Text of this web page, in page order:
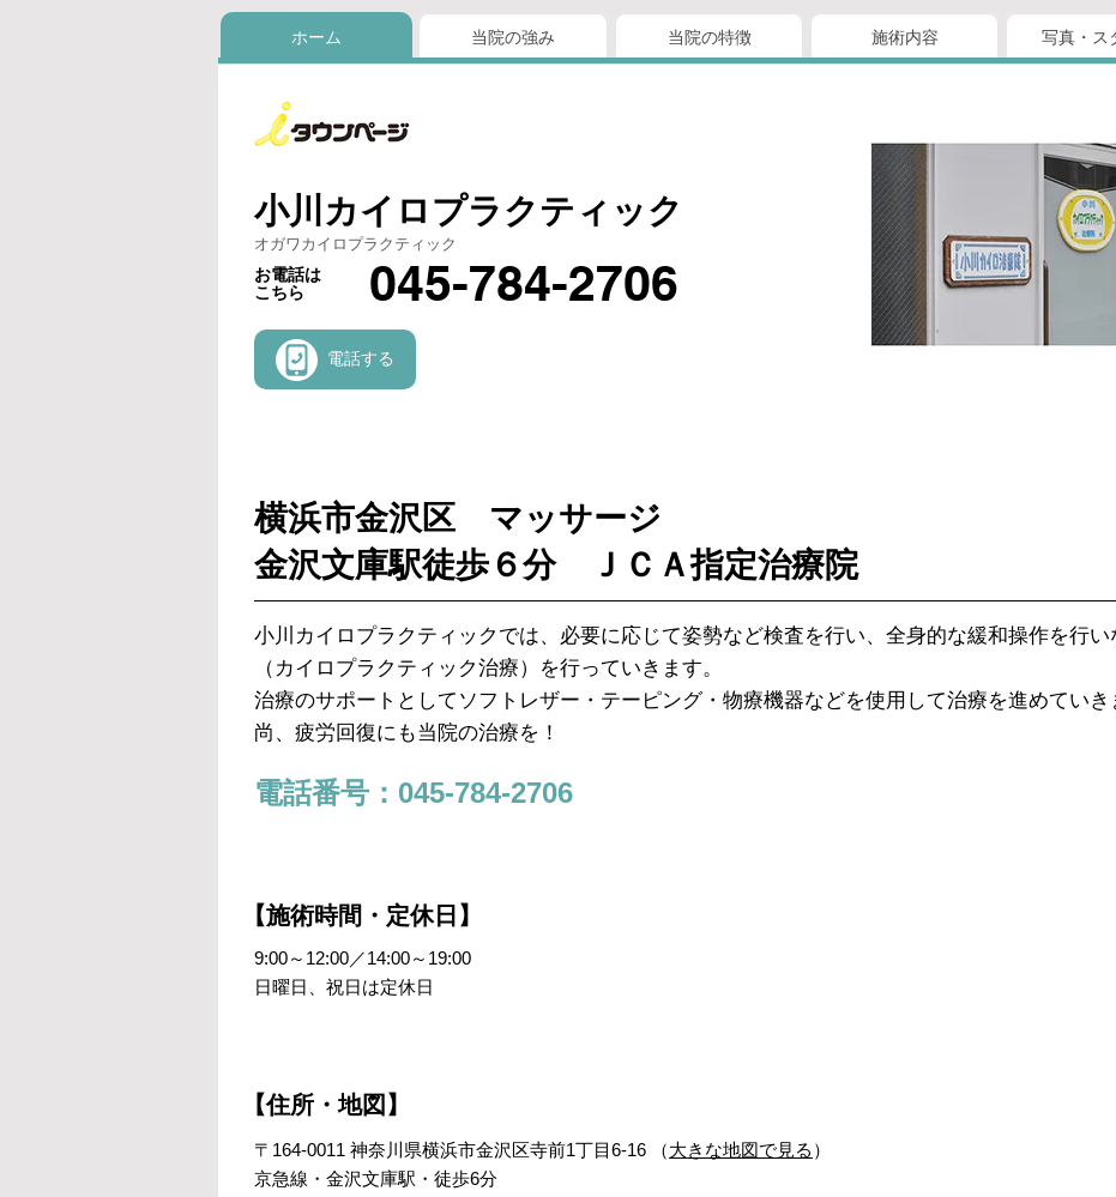
ホーム 当院の強み 当院の特徴 施術内容 写真・ス
小川カイロプラクティック
オガワカイロプラクティック
お電話は
こちら
045-784-2706
電話する
横浜市金沢区 マッサージ
金沢文庫駅徒歩６分 ＪＣＡ指定治療院
小川カイロプラクティックでは、必要に応じて姿勢など検査を行い、全身的な緩和操作を行
（カイロプラクティック治療）を行っていきます。
治療のサポートとしてソフトレザー・テーピング・物療機器などを使用して治療を進めていき
尚、疲労回復にも当院の治療を！
電話番号：045-784-2706
【施術時間・定休日】
9:00～12:00／14:00～19:00
日曜日、祝日は定休日
【住所・地図】
〒164-0011 神奈川県横浜市金沢区寺前1丁目6-16 （大きな地図で見る ）
京急線・金沢文庫駅・徒歩6分